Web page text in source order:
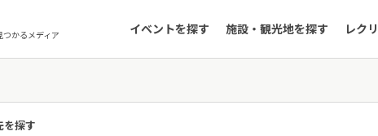
つかるメディア イベントを探す 施設・観光地を探す レク
を探す